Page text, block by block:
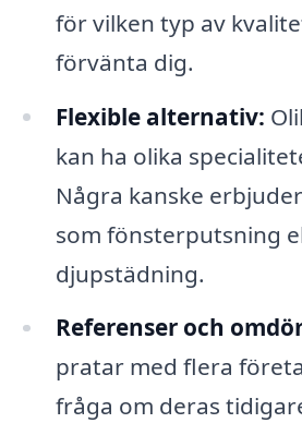
för vilken typ av
förvänta dig.
Flexible alternativ:
kan ha olika
Några kanske
som fönsterputsning
djupstädning.
Referenser och
pratar med flera
fråga om deras